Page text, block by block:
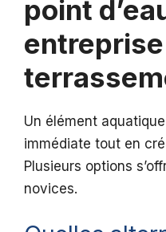
point
Un élément
immédiate tout en
Plusieurs options
novices.